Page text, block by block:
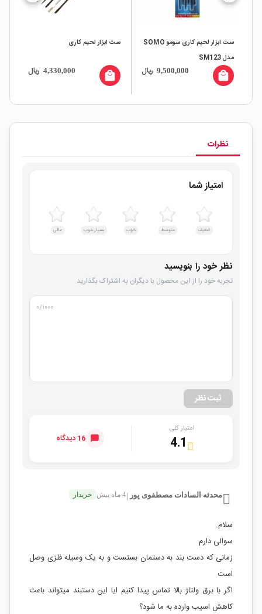
ست ابزار لحیم کاری سومو SOMO
مدل SM123
9,500,000 ریال local_mall
ست ابزار لحیم کاری
4,330,000 ریال local_mall
نظرات
امتیاز شما
ضعیف متوسط خوب بسیار خوب عالی
نظر خود را بنویسید
تجربه خود را از این محصول با دیگران به اشتراک بگذارید.
۰/۱۰۰۰
ثبت نظر
امتیاز کلی
4.1 16 دیدگاه
محدثه السادات مصطفوی پور 4 ماه پیش خریدار
سلام.
سوالی دارم
زمانی که دست بند به دستمان بستست و به یک وسیله فلزی وصل
است
اگر با برق ولتاژ بالا تماس پیدا کنیم ایا این دستبند میتواند باعث
کاهش اسیب وارده به ما شود؟